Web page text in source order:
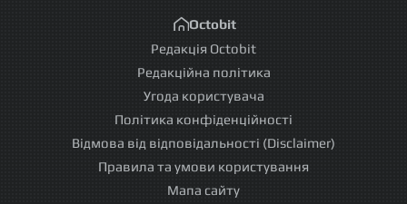
Octobit
Редакція Octobit
Редакційна політика
Угода користувача
Політика конфіденційності
Відмова від відповідальності (Disclaimer)
Правила та умови користування
Мапа сайту